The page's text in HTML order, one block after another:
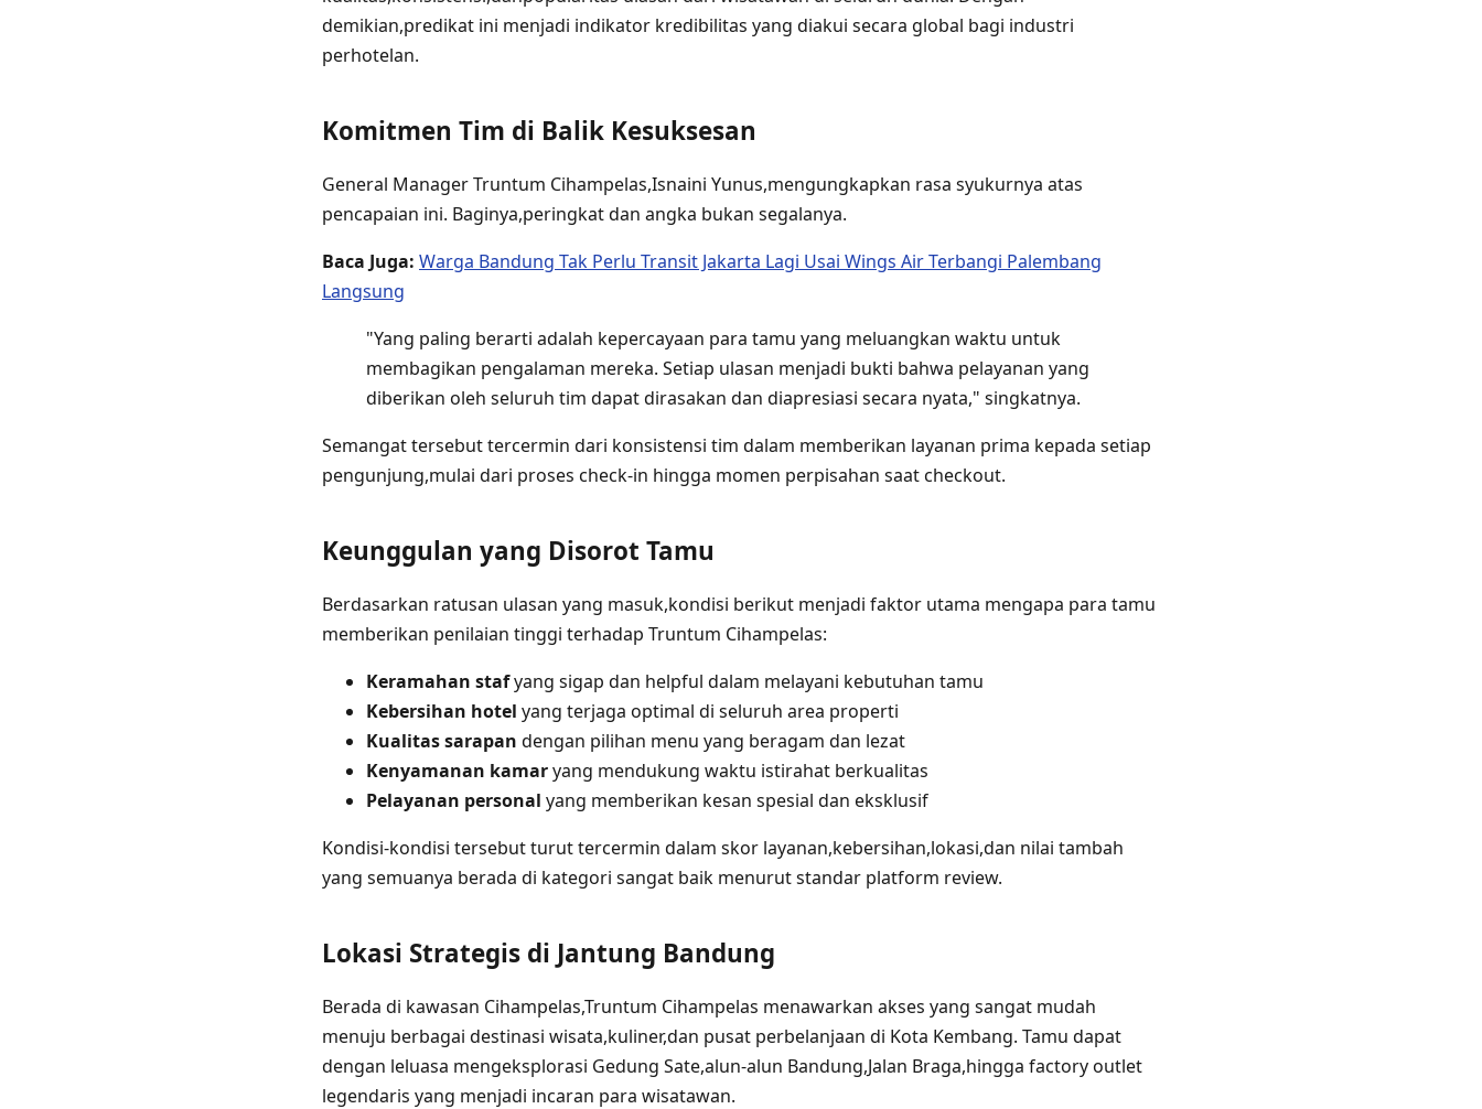
demikian,predikat ini menjadi indikator kredibilitas yang diakui secara global bagi industri
perhotelan.
Komitmen Tim di Balik Kesuksesan
General Manager Truntum Cihampelas,Isnaini Yunus,mengungkapkan rasa syukurnya atas
pencapaian ini. Baginya,peringkat dan angka bukan segalanya.
Baca Juga: Warga Bandung Tak Perlu Transit Jakarta Lagi Usai Wings Air Terbangi Palembang
Langsung
"Yang paling berarti adalah kepercayaan para tamu yang meluangkan waktu untuk
membagikan pengalaman mereka. Setiap ulasan menjadi bukti bahwa pelayanan yang
diberikan oleh seluruh tim dapat dirasakan dan diapresiasi secara nyata," singkatnya.
Semangat tersebut tercermin dari konsistensi tim dalam memberikan layanan prima kepada setiap
pengunjung,mulai dari proses check-in hingga momen perpisahan saat checkout.
Keunggulan yang Disorot Tamu
Berdasarkan ratusan ulasan yang masuk,kondisi berikut menjadi faktor utama mengapa para tamu
memberikan penilaian tinggi terhadap Truntum Cihampelas:
Keramahan stafyang sigap dan helpful dalam melayani kebutuhan tamu
Kebersihan hotel yang terjaga optimal di seluruh area properti
Kualitas sarapan dengan pilihan menu yang beragam dan lezat
Kenyamanan kamaryang mendukung waktu istirahat berkualitas
Pelayanan personal yang memberikan kesan spesial dan eksklusif
Kondisi-kondisi tersebut turut tercermin dalam skor layanan,kebersihan,lokasi,dan nilai tambah
yang semuanya berada di kategori sangat baik menurut standar platform review.
Lokasi Strategis di Jantung Bandung
Berada di kawasan Cihampelas,Truntum Cihampelas menawarkan akses yang sangat mudah
menuju berbagai destinasi wisata,kuliner,dan pusat perbelanjaan di Kota Kembang. Tamu dapat
dengan leluasa mengeksplorasi Gedung Sate,alun-alun Bandung,Jalan Braga,hingga factory outlet
legendaris yang menjadi incaran para wisatawan.